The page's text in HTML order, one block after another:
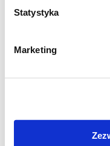
Statystyka
Marketing